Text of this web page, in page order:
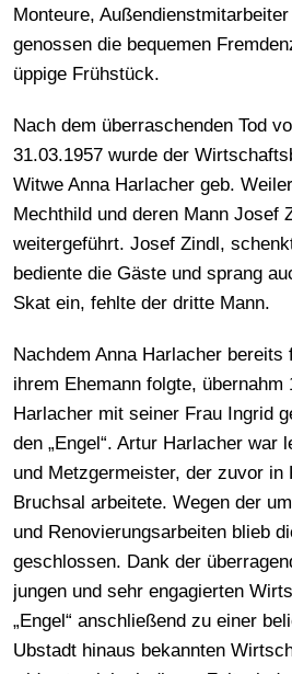
Monteure,
genossen die bequemen
üppige Frühstück.
Nach dem überraschenden Tod
31.03.1957 wurde der
Witwe Anna Harlacher geb.
Mechthild und deren Mann Josef
weitergeführt. Josef Zindl,
bediente die Gäste und sprang
Skat ein, fehlte der dritte Mann.
Nachdem Anna Harlacher bereits
ihrem Ehemann folgte, übernahm
Harlacher mit seiner Frau Ingrid
den „Engel“. Artur Harlacher war
und Metzgermeister, der zuvor in
Bruchsal arbeitete. Wegen der
und Renovierungsarbeiten blieb
geschlossen. Dank der
jungen und sehr engagierten
„Engel“ anschließend zu einer
Ubstadt hinaus bekannten